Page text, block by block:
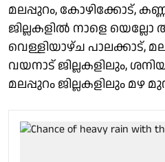
മലപ്പുറം, കോഴിക്കോട്,
ജില്ലകളില്‍ നാളെ യെല്ലോ
വെള്ളിയാഴ്ച പാലക്കാട്,
വയനാട് ജില്ലകളിലും,
മലപ്പുറം ജില്ലകളിലും മഴ